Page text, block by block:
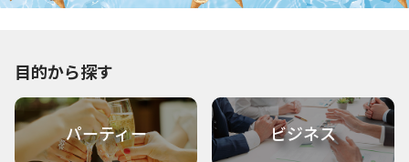
目的から探す
パーティー ビジネス